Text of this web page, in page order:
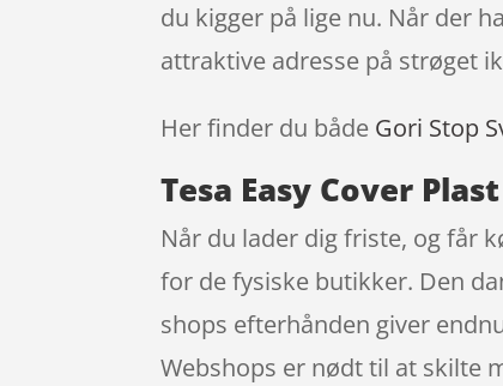
du kigger på lige nu. Når der
attraktive adresse på strøget
Her finder du både Gori Stop
Tesa Easy Cover
Når du lader dig friste, og får
for de fysiske butikker. Den
shops efterhånden giver
Webshops er nødt til at skilte